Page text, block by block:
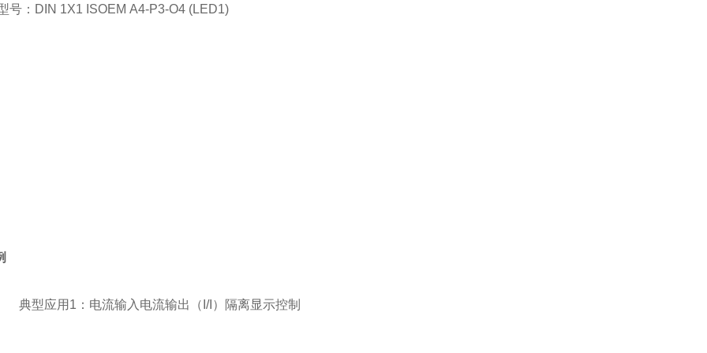
1X1 ISOEM A4-P3-O4 (LED1)
：电流输入电流输出（I/I）隔离显示控制